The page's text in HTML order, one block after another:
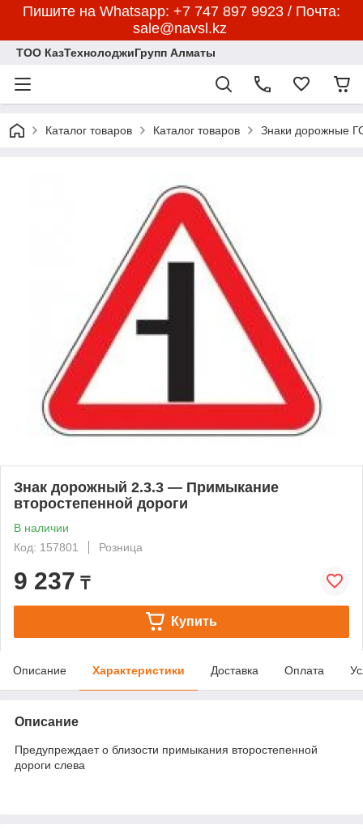
Пишите на Whatsapp: +7 747 897 9923 / Почта:
sale@navsl.kz
ТОО КазТехнолоджиГрупп Алматы
Каталог товаров Каталог товаров Знаки дорожные
Знак дорожный 2.3.3 — Примыкание
второстепенной дороги
В наличии
Код: 157801
Розница
9 237 ₸
Купить
Описание Характеристики Доставка Оплата
Описание
Предупреждает о близости примыкания второстепенной
дороги слева